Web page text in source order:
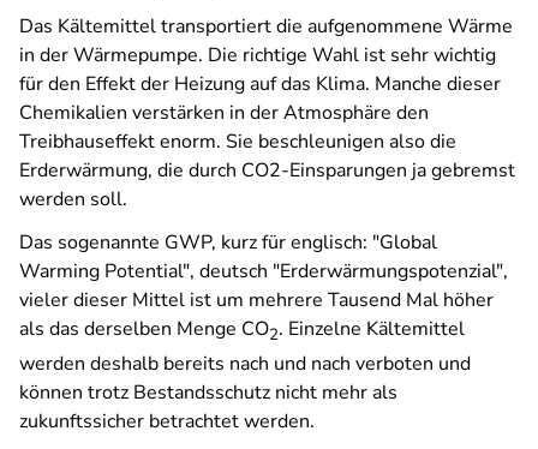
Das Kältemittel transportiert die aufgenommene Wärme
in der Wärmepumpe. Die richtige Wahl ist sehr wichtig
für den Effekt der Heizung auf das Klima. Manche dieser
Chemikalien verstärken in der Atmosphäre den
Treibhauseffekt enorm. Sie beschleunigen also die
Erderwärmung, die durch CO2-Einsparungen ja gebremst
werden soll.
Das sogenannte GWP, kurz für englisch: "Global
Warming Potential", deutsch "Erderwärmungspotenzial",
vieler dieser Mittel ist um mehrere Tausend Mal höher
als das derselben Menge CO2. Einzelne Kältemittel
werden deshalb bereits nach und nach verboten und
können trotz Bestandsschutz nicht mehr als
zukunftssicher betrachtet werden.